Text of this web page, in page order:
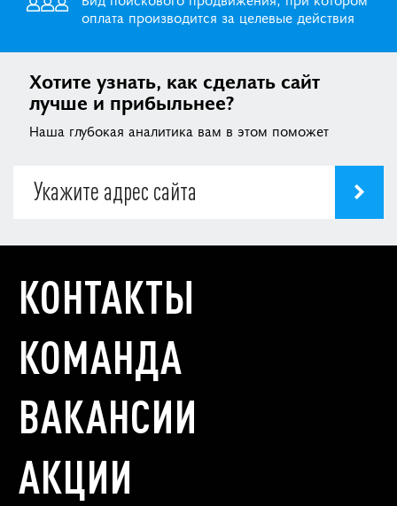
оплата производится за целевые действия
Хотите узнать, как сделать сайт
лучше и прибыльнее?
Наша глубокая аналитика вам в этом поможет
КОНТАКТЫ
КОМАНДА
ВАКАНСИИ
АКЦИИ